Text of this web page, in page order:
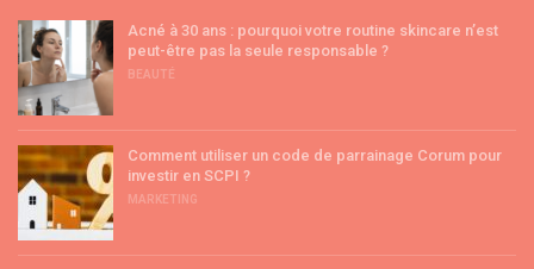
Acné à 30 ans : pourquoi votre routine skincare n’est
peut-être pas la seule responsable ?
BEAUTÉ
Comment utiliser un code de parrainage Corum pour
investir en SCPI ?
MARKETING